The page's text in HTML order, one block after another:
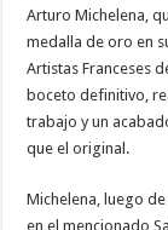
Arturo Michelena,
medalla de oro en
Artistas Franceses
boceto definitivo,
trabajo y un
que el original.
Michelena, luego
en el mencionado